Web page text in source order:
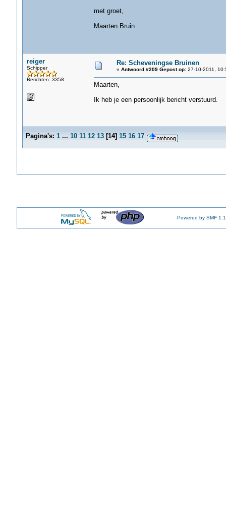
met groet,
Maarten Bruin
reiger
Schipper
Berichten: 3358
Re: Scheveningse Bruinen
« Antwoord #209 Gepost op:27-10-2011,
Maarten,
Ik heb je een persoonlijk bericht verstuurd.
Pagina's: 1 ... 10 11 12 13[14] 15 16 17
Powered by SMF